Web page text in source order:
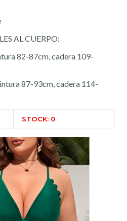
AL CUERPO:
82-87cm, cadera 109-
87-93cm, cadera 114-
STOCK: 0